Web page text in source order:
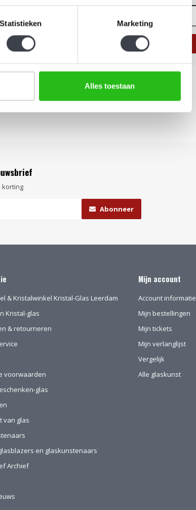
Statistieken Marketing
Alles toestaan
korting
Abonneer
& Kristalwinkel Kristal-Glas Leerdam
Kristal-glas
& retourneren
voorwaarden
glas
van glas
en glaskunstenaars
Archief
Mijn account
Account informatie
Mijn bestellingen
Mijn tickets
Mijn verlanglijst
Vergelijk
Alle glaskunst